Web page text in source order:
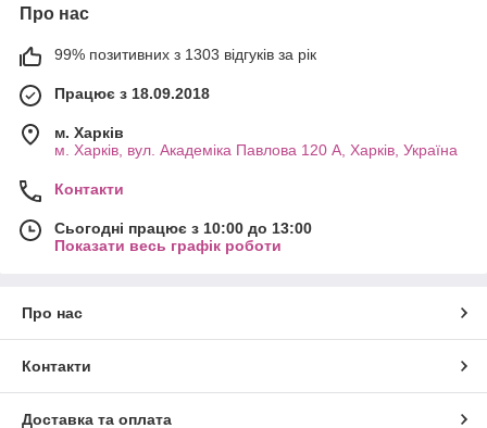
Про нас
99% позитивних з 1303 відгуків за рік
Працює з 18.09.2018
м. Харків
м. Харків, вул. Академіка Павлова 120 А, Харків, Україна
Контакти
Сьогодні працює з 10:00 до 13:00
Показати весь графік роботи
Про нас
Контакти
Доставка та оплата